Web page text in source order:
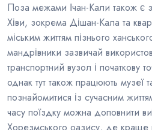
Поза межами Ічан-Кали також є
Хіви, зокрема Дішан-Кала та
міським життям пізнього
мандрівники зазвичай
транспортний вузол і початкову
однак тут також працюють музеї
познайомитися із сучасним
часу поїздку можна доповнити